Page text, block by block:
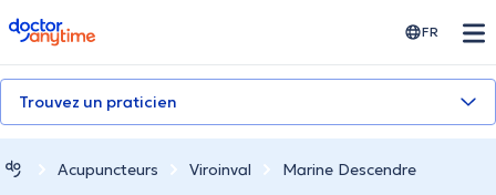
doctoranytime FR
Trouvez un praticien
Acupuncteurs Viroinval Marine Descendre